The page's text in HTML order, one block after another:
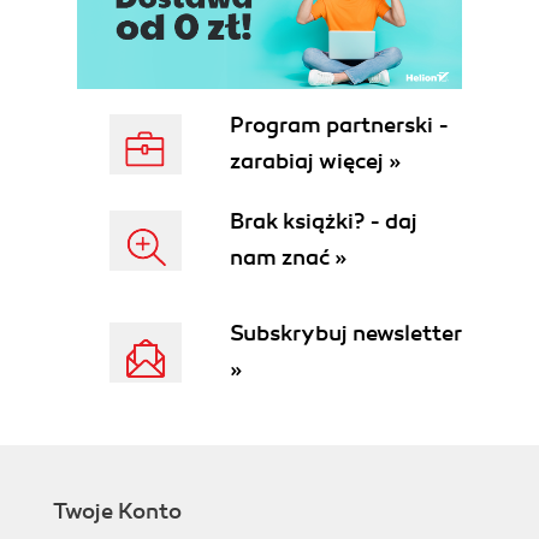
Tekst, ścieżka i kształt (23)
Dokumenty na wielką skalę (23)
Rozdział 1. Podstawy obsługi programu (25)
Uruchamianie programu (27)
Ekran powitalny programu (29)
Tips and Tricks (31)
Color Managment Setup (31)
Okno programu (34)
Tworzenie nowego okna obrazu (38)
Elementy przeglądarki plików (44)
Program partnerski -
zarabiaj więcej »
Brak książki? - daj
nam znać »
Subskrybuj newsletter
»
Twoje Konto